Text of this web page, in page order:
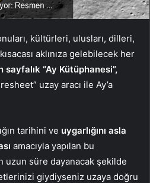
kültürleri, ulusları, dilleri,
aklınıza gelebilecek her
sayfalık “Ay Kütüphanesi”,
uzay aracı ile Ay’a
tarihini ve uygarlığını asla
amacıyla yapılan bu
uzun süre dayanacak şekilde
giydiyseniz uzaya doğru